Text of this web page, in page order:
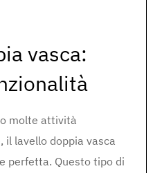
vasca:
molte attività
il lavello doppia vasca
perfetta. Questo tipo di